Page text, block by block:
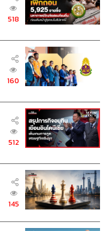
518
160
512
145